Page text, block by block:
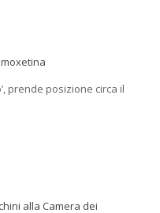
prende posizione circa il
alla Camera dei